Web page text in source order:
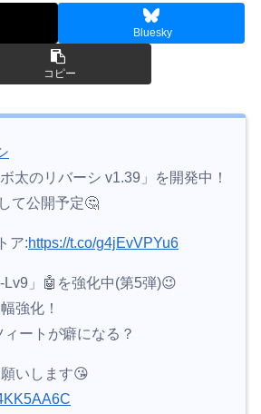
Bluesky
コピー
太のリバーシ v1.39」を開発中！
て公開予定🤔
ア:https://t.co/g4jEvVPYu6
」🤖を強化中(第5弾)😉
強化！
ートが癖になる？
いします😘